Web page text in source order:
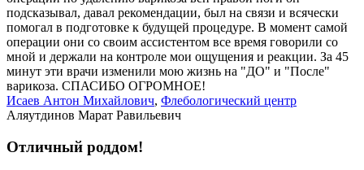
подсказывал, давал рекомендации, был на связи и всячески
помогал в подготовке к будущей процедуре. В момент самой
операции они со своим ассистентом все время говорили со
мной и держали на контроле мои ощущения и реакции. За 45
минут эти врачи изменили мою жизнь на "ДО" и "После"
варикоза. СПАСИБО ОГРОМНОЕ!
Исаев Антон Михайлович, Флебологический центр
Аляутдинов Марат Равильевич
Отличный роддом!